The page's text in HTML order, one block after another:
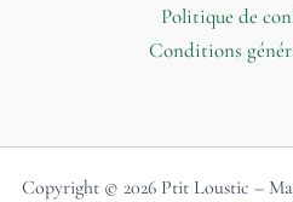
Politique de
Conditions
Copyright © 2026 Ptit Loustic –